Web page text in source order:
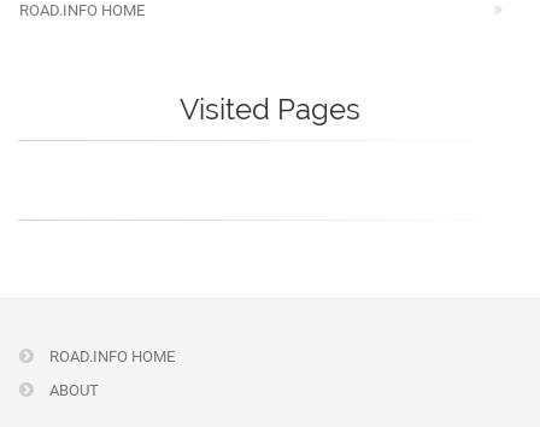
ROAD.INFO HOME
Visited Pages
ROAD.INFO HOME
ABOUT